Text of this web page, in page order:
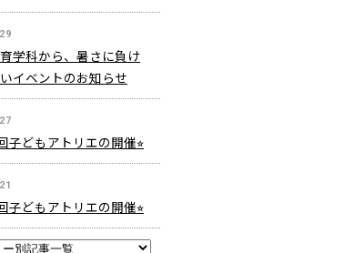
学科から、暑さに負け
イベントのお知らせ
子どもアトリエの開催⭐︎
子どもアトリエの開催⭐︎